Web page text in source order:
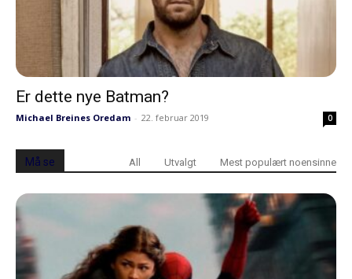
Er dette nye Batman?
Michael Breines Oredam - 22. februar 2019 0
Må se All Utvalgt Mest populært noensinne